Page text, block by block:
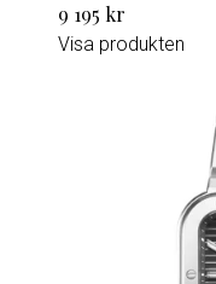
9 195 kr
Visa produkten